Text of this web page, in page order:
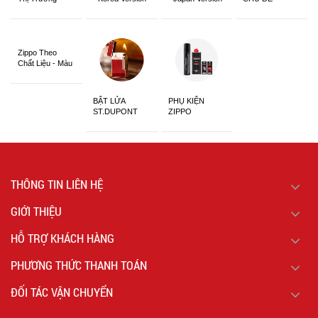
Zippo Theo
Chất Liệu - Màu
BẬT LỬA
ST.DUPONT
PHỤ KIỆN
ZIPPO
THÔNG TIN LIÊN HỆ
GIỚI THIỆU
HỖ TRỢ KHÁCH HÀNG
PHƯƠNG THỨC THANH TOÁN
ĐỐI TÁC VẬN CHUYỂN